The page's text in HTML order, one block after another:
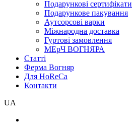
Подарункові сертифікати
Подарункове пакування
Аутсорсові варки
Міжнародна доставка
Гуртові замовлення
МЕрЧ ВОГНЯРА
Cтатті
Ферма Вогняр
Для HoReCa
Контакти
UA